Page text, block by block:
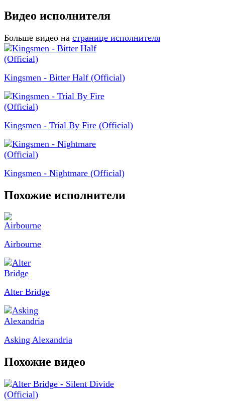
Видео исполнителя
Больше видео на странице исполнителя
Kingsmen - Bitter Half (Official)
Kingsmen - Trial By Fire (Official)
Kingsmen - Nightmare (Official)
Похожие исполнители
Airbourne
Alter Bridge
Asking Alexandria
Похожие видео